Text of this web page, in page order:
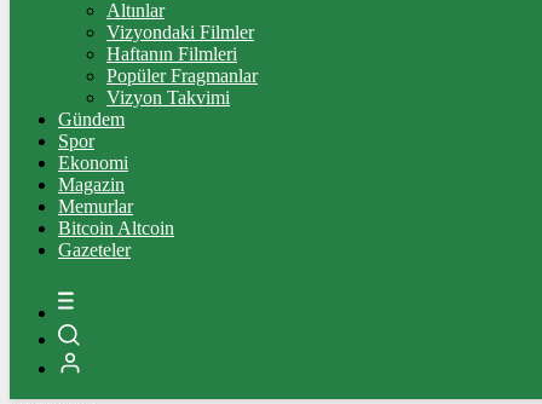
%-0,14
%0.3
LİTECOİN
2169.84Ł%-1.1
ETHEREUM
91786 Ξ%0.3
RİPPLE
49.34
%-0.3
TETHER
Altınlar
Vizyondaki Filmler
Haftanın Filmleri
Popüler Fragmanlar
Vizyon Takvimi
Gündem
Spor
Ekonomi
Magazin
Memurlar
Bitcoin Altcoin
Gazeteler